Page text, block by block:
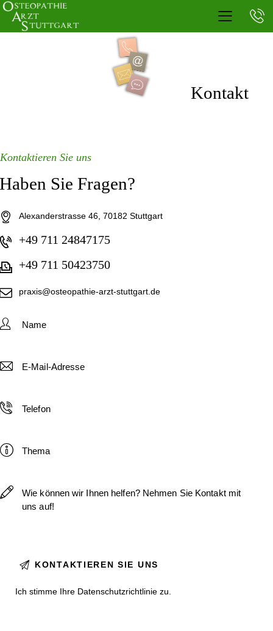
Kontakt
Kontaktieren Sie uns
Haben Sie Fragen?
Alexanderstrasse 46, 70182 Stuttgart
+49 711 24847175
+49 711 50423750
praxis@osteopathie-arzt-stuttgart.de
Ich stimme Ihre Datenschutzrichtlinie zu.